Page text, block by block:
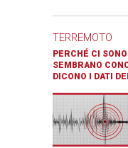
TERREMOTO
PERCHÉ CI
SEMBRANO
DICONO I DATI